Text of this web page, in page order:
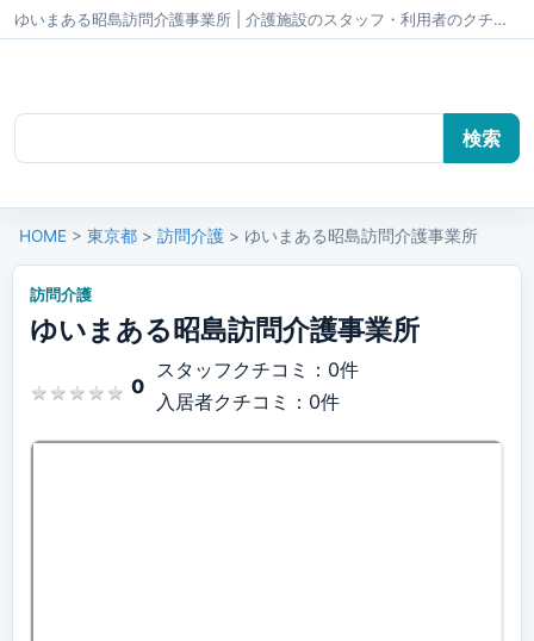
ゆいまある昭島訪問介護事業所 | 介護施設のスタッフ・利用者のクチコミ かいごちゃんねる
HOME > 東京都 > 訪問介護 > ゆいまある昭島訪問介護事業所
訪問介護
ゆいまある昭島訪問介護事業所
★ ★ ★ ★ ★
★ ★ ★ ★ ★ 0
スタッフクチコミ：0件
入居者クチコミ：0件